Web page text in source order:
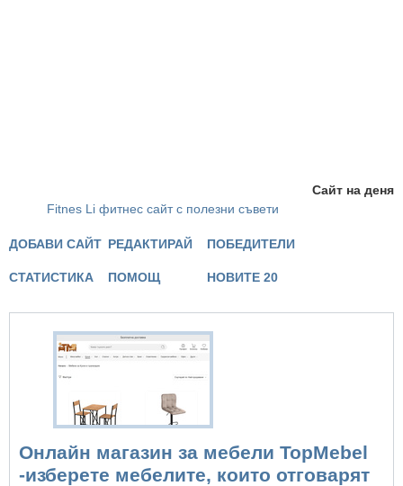
Сайт на деня
Fitnes Li фитнес сайт с полезни съвети
ДОБАВИ САЙТ РЕДАКТИРАЙ ПОБЕДИТЕЛИ
СТАТИСТИКА ПОМОЩ НОВИТЕ 20
Онлайн магазин за мебели TopMebel
-изберете мебелите, които отговарят